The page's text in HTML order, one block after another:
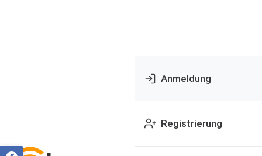
Anmeldung
Registrierung